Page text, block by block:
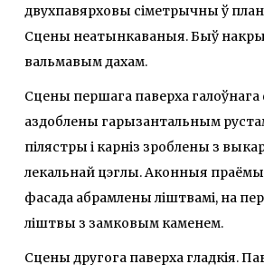
двухпавярховы сіметрычны ў
Сцены неатынкаваныя. Быў
вальмавым дахам.
Сцены першага паверха галоўнага
аздоблены гарызантальным
пілястры і карніз зроблены з
лекальнай цэглы. Аконныя праёмы
фасада абрамлены ліштвамі, на
ліштвы з замковым каменем.
Сцены другога паверха гладкія.